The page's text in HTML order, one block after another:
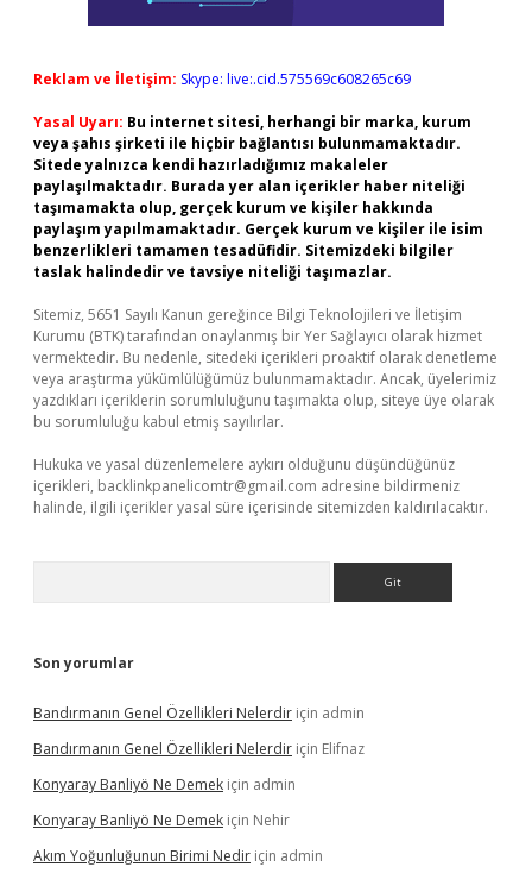
Reklam ve İletişim: Skype: live:.cid.575569c608265c69
Yasal Uyarı: Bu internet sitesi, herhangi bir marka, kurum
veya şahıs şirketi ile hiçbir bağlantısı bulunmamaktadır.
Sitede yalnızca kendi hazırladığımız makaleler
paylaşılmaktadır. Burada yer alan içerikler haber niteliği
taşımamakta olup, gerçek kurum ve kişiler hakkında
paylaşım yapılmamaktadır. Gerçek kurum ve kişiler ile isim
benzerlikleri tamamen tesadüfidir. Sitemizdeki bilgiler
taslak halindedir ve tavsiye niteliği taşımazlar.
Sitemiz, 5651 Sayılı Kanun gereğince Bilgi Teknolojileri ve İletişim
Kurumu (BTK) tarafından onaylanmış bir Yer Sağlayıcı olarak hizmet
vermektedir. Bu nedenle, sitedeki içerikleri proaktif olarak denetleme
veya araştırma yükümlülüğümüz bulunmamaktadır. Ancak, üyelerimiz
yazdıkları içeriklerin sorumluluğunu taşımakta olup, siteye üye olarak
bu sorumluluğu kabul etmiş sayılırlar.
Hukuka ve yasal düzenlemelere aykırı olduğunu düşündüğünüz
içerikleri, backlinkpanelicomtr@gmail.com adresine bildirmeniz
halinde, ilgili içerikler yasal süre içerisinde sitemizden kaldırılacaktır.
Son yorumlar
Bandırmanın Genel Özellikleri Nelerdir için admin
Bandırmanın Genel Özellikleri Nelerdir için Elifnaz
Konyaray Banliyö Ne Demek için admin
Konyaray Banliyö Ne Demek için Nehir
Akım Yoğunluğunun Birimi Nedir için admin